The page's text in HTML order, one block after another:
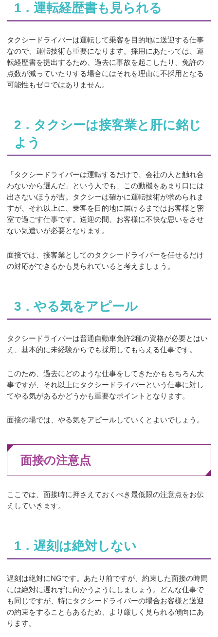
1．運転経歴書も見られる
タクシードライバーは運転して乗客を目的地に送迎する仕事
なので、運転技術も重要になります。採用にあたっては、運
転経歴書を提出するため、過去に事故を起こしたり、免許の
点数が減っていたりする場合にはそれを理由に不採用となる
可能性もゼロではありません。
2．タクシーは接客業と肝に銘じ
よう
「タクシードライバーは運転するだけで、会社の人と触れ合
わないから選んだ」という人でも、この動機をあまり口には
出さないほうが吉。タクシーは確かに運転技術が求められま
すが、それ以上に、乗客を目的地に届けるまではお客様と密
室で過ごす仕事です。送迎の間、お客様に不快な思いをさせ
ない気遣いが必要となります。
面接では、接客業としてのタクシードライバーを任せるだけ
の対応ができるかも見られていると考えましょう。
3．やる気をアピール
タクシードライバーは普通自動車免許2種の資格が必要とはい
え、基本的に未経験からでも採用してもらえる仕事です。
このため、過去にどのような仕事をしてきたかももちろん大
事ですが、それ以上にタクシードライバーという仕事に対し
てやる気があるかどうかも重要なポイントとなります。
面接の場では、やる気をアピールしていくとよいでしょう。
面接の注意点
ここでは、面接時に押さえておくべき最低限の注意点をお伝
えしていきます。
1．遅刻は絶対しない
遅刻は絶対にNGです。あたり前ですが、約束した面接の時間
には絶対に遅れずに向かうようにしましょう。どんな仕事で
も同じですが、特にタクシードライバーの場合お客様と送迎
の約束をすることもあるため、より厳しく見られる傾向にあ
ります。